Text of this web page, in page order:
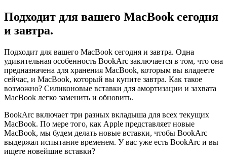
Подходит для вашего MacBook сегодня
и завтра.
Подходит для вашего MacBook сегодня и завтра. Одна
удивительная особенность BookArc заключается в том, что она
предназначена для хранения MacBook, которым вы владеете
сейчас, и MacBook, который вы купите завтра. Как такое
возможно? Силиконовые вставки для амортизации и захвата
MacBook легко заменить и обновить.
BookArc включает три разных вкладыша для всех текущих
MacBook. По мере того, как Apple представляет новые
MacBook, мы будем делать новые вставки, чтобы BookArc
выдержал испытание временем. У вас уже есть BookArc и вы
ищете новейшие вставки?